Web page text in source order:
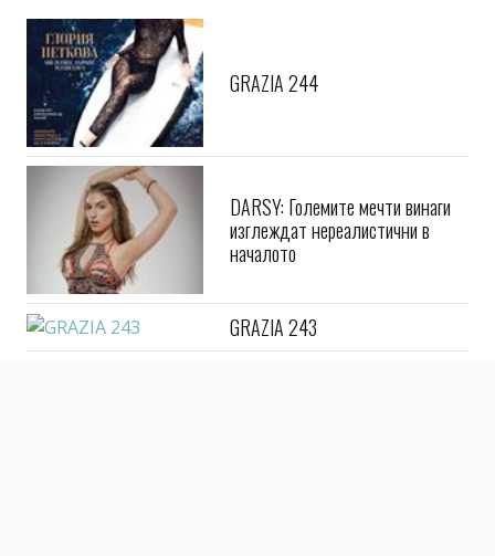
GRAZIA 244
DARSY: Големите мечти винаги
изглеждат нереалистични в
началото
GRAZIA 243